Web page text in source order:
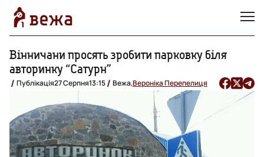
Вінничани просять зробити парковку біля
авторинку “Сатурн”
Публікація27 Серпня13:15 Вежа,Вероніка Перепелиця